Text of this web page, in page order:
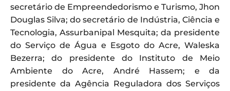
secretário de Empreendedorismo e Turismo, Jhon
Douglas Silva; do secretário de Indústria, Ciência e
Tecnologia, Assurbanipal Mesquita; da presidente
do Serviço de Água e Esgoto do Acre, Waleska
Bezerra; do presidente do Instituto de Meio
Ambiente do Acre, André Hassem; e da
presidente da Agência Reguladora dos Serviços